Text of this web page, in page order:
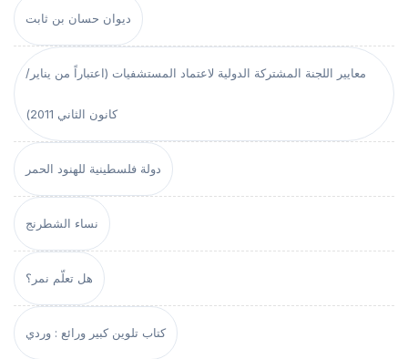
ديوان حسان بن ثابت
معايير اللجنة المشتركة الدولية لاعتماد المستشفيات (اعتباراً من يناير/
كانون الثاني 2011)
دولة فلسطينية للهنود الحمر
نساء الشطرنج
هل تعلّم نمر؟
كتاب تلوين كبير ورائع : وردي